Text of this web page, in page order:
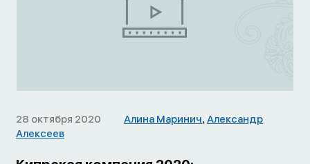
28 октября 2020 Алина Маринич, Александр
Алексеев